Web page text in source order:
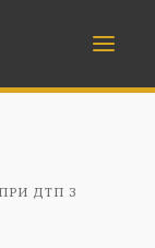
ДТП З